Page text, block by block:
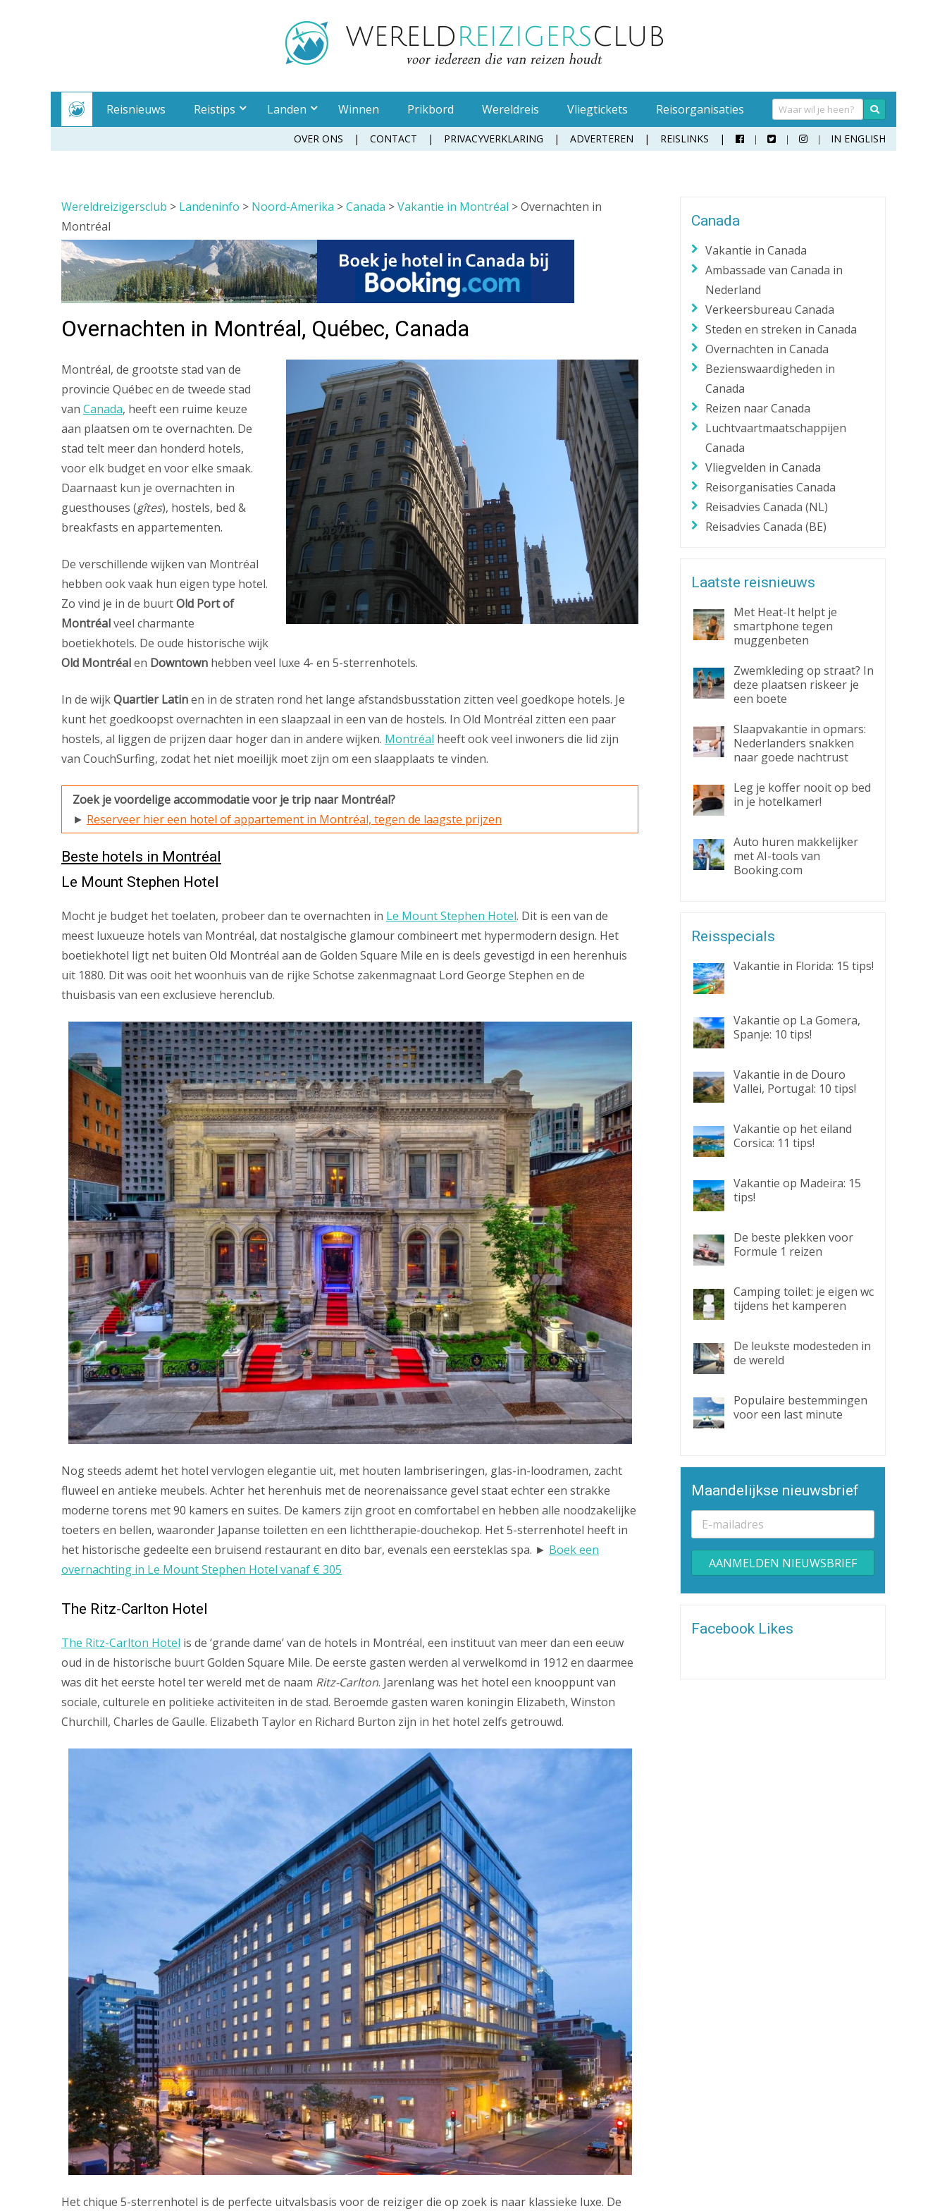
Reisnieuws Reistips
Oordopjes
Toiletpapier
Waterfles
Zonnebril
Landen Winnen Prikbord Wereldreis Vliegtickets Reisorganisaties
OVER ONS CONTACT PRIVACYVERKLARING ADVERTEREN REISLINKS    IN ENGLISH
Wereldreizigersclub > Landeninfo > Noord-Amerika >Canada >Vakantie in Montréal >Overnachten in
Montréal
Overnachten in Montréal, Québec, Canada
Montréal, de grootste stad van de
provincie Québec en de tweede stad
van Canada, heeft een ruime keuze
aan plaatsen om te overnachten. De
stad telt meer dan honderd hotels,
voor elk budget en voor elke smaak.
Daarnaast kun je overnachten in
guesthouses (gîtes), hostels, bed &
breakfasts en appartementen.
De verschillende wijken van Montréal
hebben ook vaak hun eigen type hotel.
Zo vind je in de buurtOld Port of
Montréalveel charmante
boetiekhotels. De oude historische wijk
Old Montréalen Downtown hebben veel luxe 4- en 5-sterrenhotels.
In de wijkQuartier Latinen in de straten rond het lange afstandsbusstation zitten veel goedkope hotels. Je
kunt het goedkoopst overnachten in een slaapzaal in een van de hostels. In Old Montréal zitten een paar
hostels, al liggen de prijzen daar hoger dan in andere wijken. Montréal heeft ook veel inwoners die lid zijn
van CouchSurfing, zodat het niet moeilijk moet zijn om een slaapplaats te vinden.
Zoek je voordelige accommodatie voor je trip naar Montréal?
► Reserveer hier een hotel of appartement in Montréal, tegen de laagste prijzen
Beste hotels in Montréal
Le Mount Stephen Hotel
Mocht je budget het toelaten, probeer dan te overnachten in Le Mount Stephen Hotel. Dit is een van de
meest luxueuze hotels van Montréal, dat nostalgische glamour combineert met hypermodern design. Het
boetiekhotel ligt net buiten Old Montréal aan de Golden Square Mile en is deels gevestigd in een herenhuis
uit 1880. Dit was ooit het woonhuis van de rijke Schotse zakenmagnaat Lord George Stephen en de
thuisbasis van een exclusieve herenclub.
Nog steeds ademt het hotel vervlogen elegantie uit, met houten lambriseringen, glas-in-loodramen, zacht
fluweel en antieke meubels. Achter het herenhuis met de neorenaissance gevel staat echter een strakke
moderne torens met 90 kamers en suites. De kamers zijn groot en comfortabel en hebben alle noodzakelijke
toeters en bellen, waaronder Japanse toiletten en een lichttherapie-douchekop. Het 5-sterrenhotel heeft in
het historische gedeelte een bruisend restaurant en dito bar, evenals een eersteklas spa. ► Boek een
overnachting in Le Mount Stephen Hotel vanaf € 305
The Ritz-Carlton Hotel
The Ritz-Carlton Hotel is de ‘grande dame’ van de hotels in Montréal, een instituut van meer dan een eeuw
oud in de historische buurt Golden Square Mile. De eerste gasten werden al verwelkomd in 1912 en daarmee
was dit het eerste hotel ter wereld met de naam Ritz-Carlton. Jarenlang was het hotel een knooppunt van
sociale, culturele en politieke activiteiten in de stad. Beroemde gasten waren koningin Elizabeth, Winston
Churchill, Charles de Gaulle. Elizabeth Taylor en Richard Burton zijn in het hotel zelfs getrouwd.
Het chique 5-sterrenhotel is de perfecte uitvalsbasis voor de reiziger die op zoek is naar klassieke luxe. De
Canada
Vakantie in Canada
Ambassade van Canada in
Nederland
Verkeersbureau Canada
Steden en streken in Canada
Overnachten in Canada
Bezienswaardigheden in
Canada
Reizen naar Canada
Luchtvaartmaatschappijen
Canada
Vliegvelden in Canada
Reisorganisaties Canada
Reisadvies Canada (NL)
Reisadvies Canada (BE)
Laatste reisnieuws
Met Heat-It helpt je
smartphone tegen
muggenbeten
Zwemkleding op straat? In
deze plaatsen riskeer je
een boete
Slaapvakantie in opmars:
Nederlanders snakken
naar goede nachtrust
Leg je koffer nooit op bed
in je hotelkamer!
Auto huren makkelijker
met AI-tools van
Booking.com
Reisspecials
Vakantie in Florida: 15 tips!
Vakantie op La Gomera,
Spanje: 10 tips!
Vakantie in de Douro
Vallei, Portugal: 10 tips!
Vakantie op het eiland
Corsica: 11 tips!
Vakantie op Madeira: 15
tips!
De beste plekken voor
Formule 1 reizen
Camping toilet: je eigen wc
tijdens het kamperen
De leukste modesteden in
de wereld
Populaire bestemmingen
voor een last minute
Maandelijkse nieuwsbrief
Alternative:
Facebook Likes